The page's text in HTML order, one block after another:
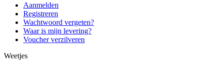
Aanmelden
Registreren
Wachtwoord vergeten?
Waar is mijn levering?
Voucher verzilveren
Weetjes